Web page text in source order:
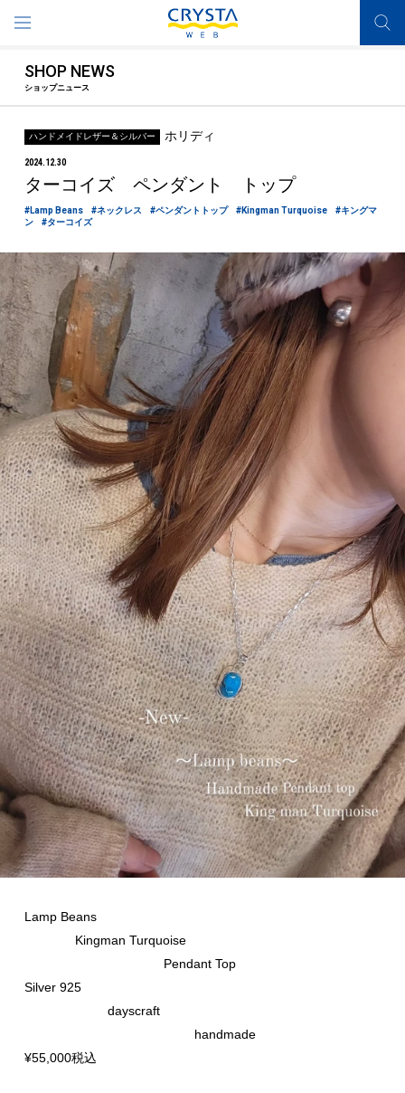
SHOP NEWS
ショップニュース
2024.12.30
ハンドメイドレザー＆シルバー ホリディ
ターコイズ ペンダント トップ
#Lamp Beans #ネックレス #ペンダントトップ #Kingman Turquoise
#キングマ
ン
#ターコイズ
Lamp Beans
Kingman Turquoise
Pendant Top
Silver 925
dayscraft
handmade
¥55,000税込